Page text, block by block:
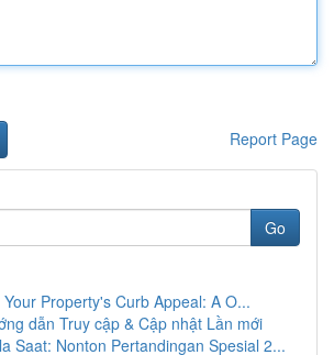
Report Page
Go
Your Property's Curb Appeal: A O...
dẫn Truy cập & Cập nhật Lần mới
Saat: Nonton Pertandingan Spesial 2...